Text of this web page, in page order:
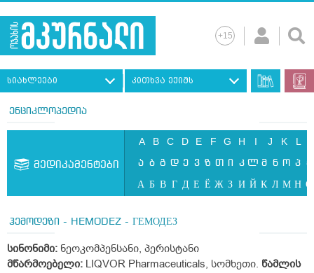
სიახლეები კითხვა ექიმს
ენციკლოპედია
მედიკამენტები
A B C D E F G H I J K L
ა ბ გ დ ე ვ ზ თ ი კ ლ მ ნ ო პ ჟ
А Б В Г Д Е Ё Ж З И Й К Л М Н О
ჰემოდეზი - HEMODEZ - ГЕМОДЕЗ
სინონიმი: ნეოკომპენსანი, პერისტანი
მწარმოებელი: LIQVOR Pharmaceuticals, სომხეთი. წამლის